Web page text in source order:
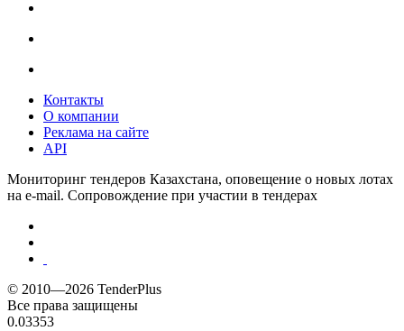
Контакты
О компании
Реклама на сайте
API
Мониторинг тендеров Казахстана, оповещение о новых лотах
на e-mail. Сопровождение при участии в тендерах
© 2010—2026 TenderPlus
Все права защищены
0.03353